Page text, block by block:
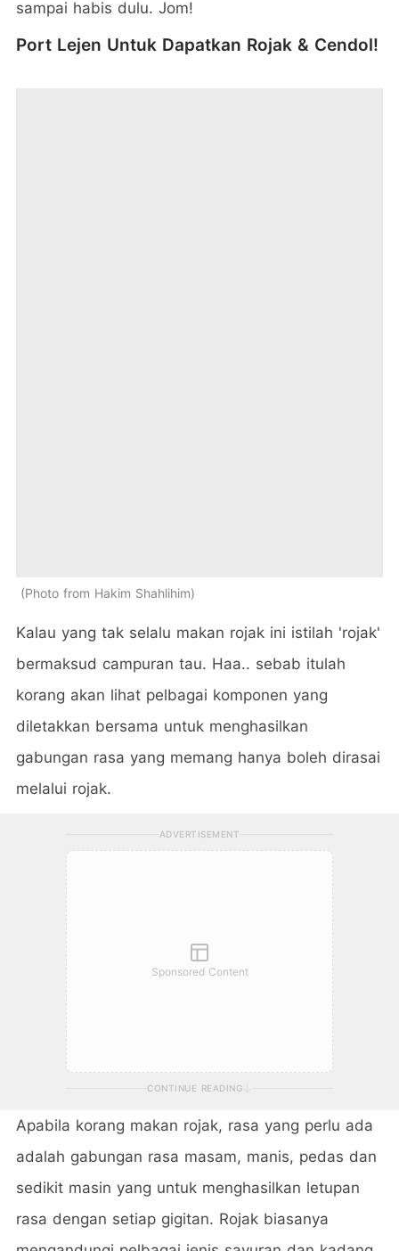
sampai habis dulu. Jom!
Port Lejen Untuk Dapatkan Rojak & Cendol!
Photo from Hakim Shahlihim
Kalau yang tak selalu makan rojak ini istilah 'rojak'
bermaksud campuran tau. Haa.. sebab itulah
korang akan lihat pelbagai komponen yang
diletakkan bersama untuk menghasilkan
gabungan rasa yang memang hanya boleh dirasai
melalui rojak.
ADVERTISEMENT
Sponsored Content
CONTINUE READING
Apabila korang makan rojak, rasa yang perlu ada
adalah gabungan rasa masam, manis, pedas dan
sedikit masin yang untuk menghasilkan letupan
rasa dengan setiap gigitan. Rojak biasanya